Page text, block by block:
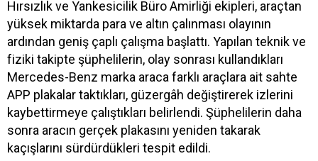
Hırsızlık ve Yankesicilik Büro Amirliği ekipleri, araçtan
yüksek miktarda para ve altın çalınması olayının
ardından geniş çaplı çalışma başlattı. Yapılan teknik ve
fiziki takipte şüphelilerin, olay sonrası kullandıkları
Mercedes-Benz marka araca farklı araçlara ait sahte
APP plakalar taktıkları, güzergâh değiştirerek izlerini
kaybettirmeye çalıştıkları belirlendi. Şüphelilerin daha
sonra aracın gerçek plakasını yeniden takarak
kaçışlarını sürdürdükleri tespit edildi.